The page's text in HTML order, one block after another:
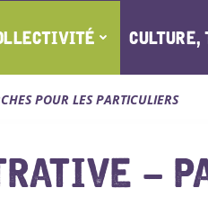
CULTURE,
POUR LES PARTICULIERS
–